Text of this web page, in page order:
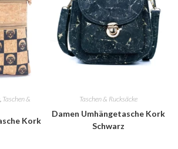
, Taschen &
Kork
Taschen & Rucksäcke
Damen Umhängetasche Kork
Schwarz